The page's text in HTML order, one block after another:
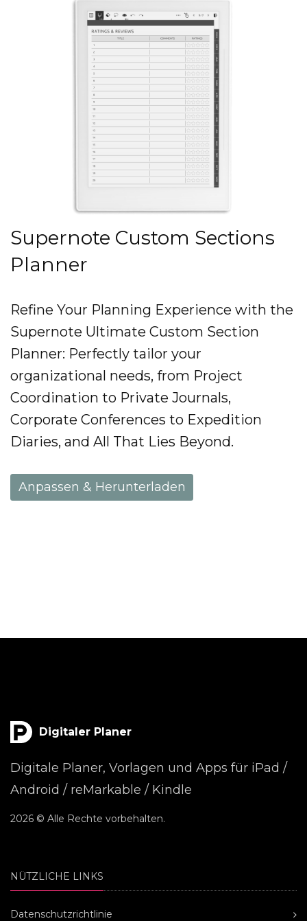
Supernote Custom Sections
Planner
Refine Your Planning Experience with the
Supernote Ultimate Custom Section
Planner: Perfectly tailor your
organizational needs, from Project
Coordination to Private Journals,
Corporate Conferences to Expedition
Diaries, and All That Lies Beyond.
Anpassen & Herunterladen
Digitaler Planer
Digitale Planer, Vorlagen und Apps für iPad /
Android / reMarkable / Kindle
2026 © Alle Rechte vorbehalten.
NÜTZLICHE LINKS
Datenschutzrichtlinie